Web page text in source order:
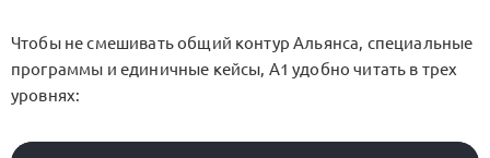
Чтобы не смешивать общий контур Альянса, специальные
программы и единичные кейсы, A1 удобно читать в трех
уровнях: